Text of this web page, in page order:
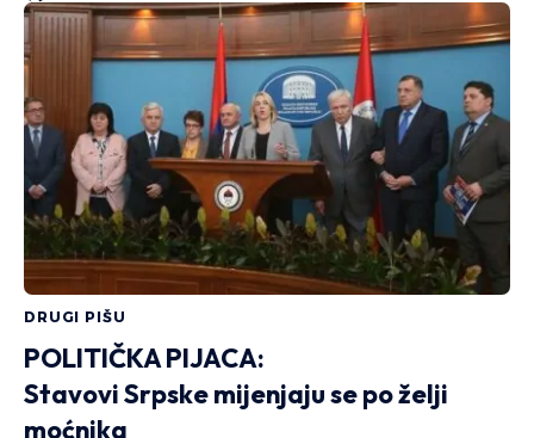
DRUGI PIŠU
POLITIČKA PIJACA:
Stavovi Srpske mijenjaju se po želji
moćnika